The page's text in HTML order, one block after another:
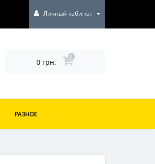
Личный кабинет
0 грн.
0
РАЗНОЕ